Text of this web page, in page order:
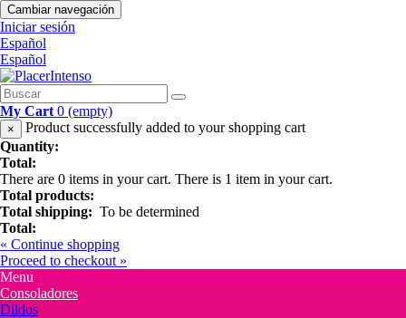
Cambiar navegación
Iniciar sesión
Español
Español
My Cart 0 (empty)
×
Product successfully added to your shopping cart
Quantity:
Total:
There are 0 items in your cart. There is 1 item in your cart.
Total products:
Total shipping: To be determined
Total:
« Continue shopping
Proceed to checkout »
Menu
Consoladores
Dildos